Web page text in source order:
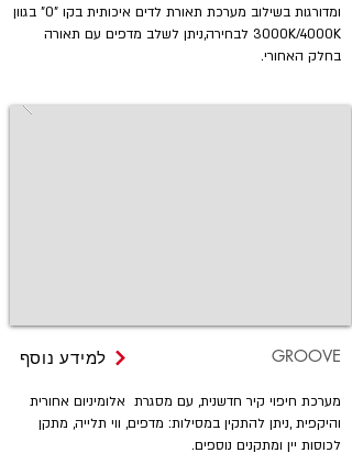
ומדורגות בשילוב מערכת תאורת לדים איכותית בקו "0" בגוון
3000K/4000K לבחירה,ניתן לשלב מדפים עם תאורה
בחלק האחורי.
למידע נוסף GROOVE
מערכת חיפוי קיר חדשנית, עם מסגרת אלומיניום אחורית
והיקפית ,ניתן להתקין במסילות: מדפים, ווי תלייה, מתקן
לכוסות יין ומתקנים נוספים.